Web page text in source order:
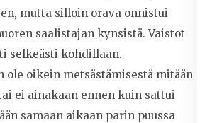
mutta silloin orava onnistui
saalistajan kynsistä. Vaistot
selkeästi kohdillaan.
ole oikein metsästämisestä mitään
ei ainakaan ennen kuin sattui
samaan aikaan parin puussa